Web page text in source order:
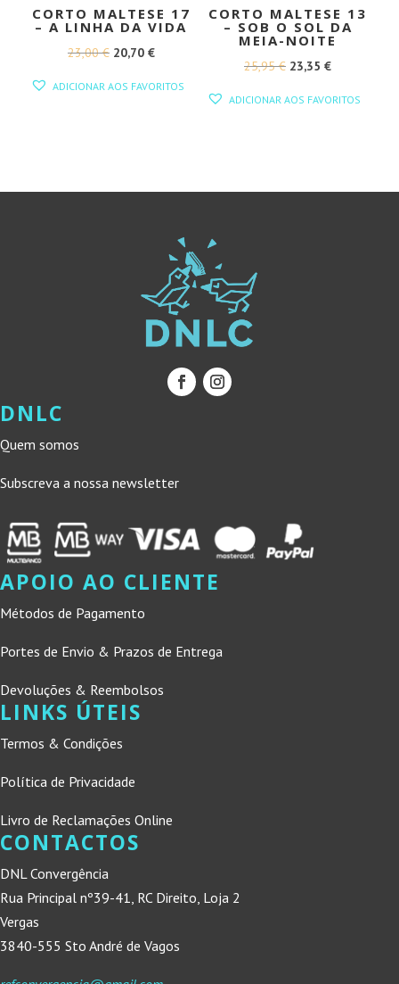
CORTO MALTESE 17
– A LINHA DA VIDA
23,00€ O
20,70 €O
ADICIONAR AOS FAVORITOS
CORTO MALTESE 13
– SOB O SOL DA
MEIA-NOITE
25,95€ O
23,35 €O
ADICIONAR AOS FAVORITOS
DNLC
Quem somos
Subscreva a nossa newsletter
APOIO AO CLIENTE
Métodos de Pagamento
Portes de Envio & Prazos de Entrega
Devoluções & Reembolsos
LINKS ÚTEIS
Termos & Condições
Política de Privacidade
Livro de Reclamações Online
CONTACTOS
DNL Convergência
Rua Principal nº39-41, RC Direito, Loja 2
Vergas
3840-555 Sto André de Vagos